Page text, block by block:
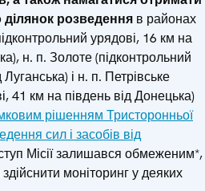
розведення в районах
урядові, 16 км на
н. п. Золоте (підконтрольний
і н. п. Петрівське
41 км на південь від Донецька)
рішенням Тристоронньої
сил і засобів від
Місії залишався обмеженим*,
моніторинг у деяких